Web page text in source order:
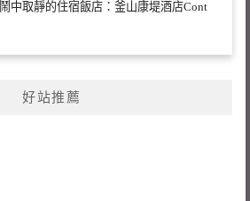
中取靜的住宿飯店：釜山康堤酒店Cont
好站推薦